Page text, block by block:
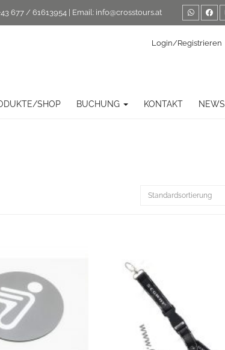
677 / 61613954 | Email: info@crosstours.at
Login/Registrieren
SHOP BUCHUNG KONTAKT NEWS